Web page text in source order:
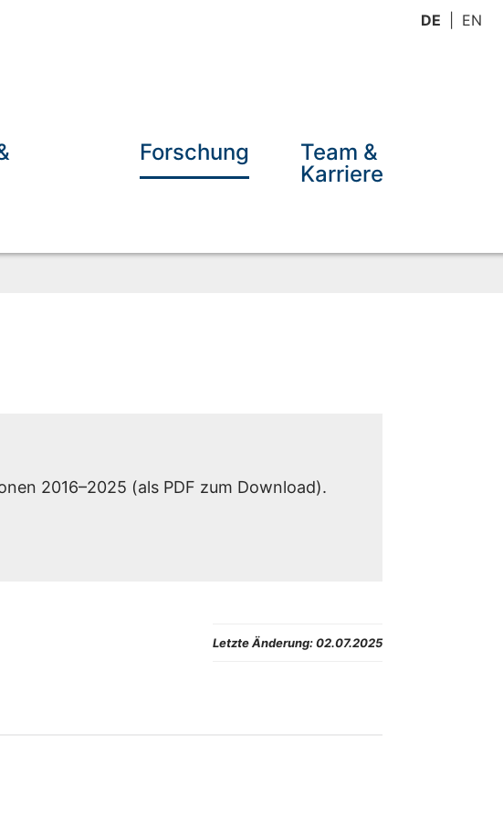
DE EN
Forschung
Team &
Karriere
2016–2025 (als PDF zum Download).
Letzte Änderung: 02.07.2025